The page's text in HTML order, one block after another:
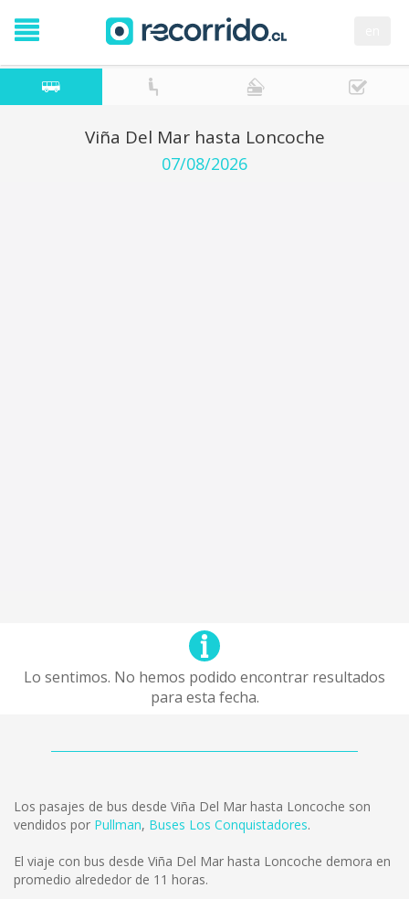
Viña Del Mar hasta Loncoche
07/08/2026
Lo sentimos. No hemos podido encontrar resultados
para esta fecha.
Los pasajes de bus desde Viña Del Mar hasta Loncoche son
vendidos por Pullman, Buses Los Conquistadores.
El viaje con bus desde Viña Del Mar hasta Loncoche demora en
promedio alrededor de 11 horas.